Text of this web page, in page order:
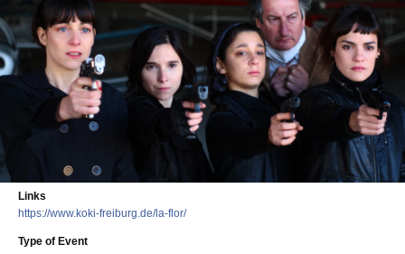
Links
https://www.koki-freiburg.de/la-flor/
Type of Event